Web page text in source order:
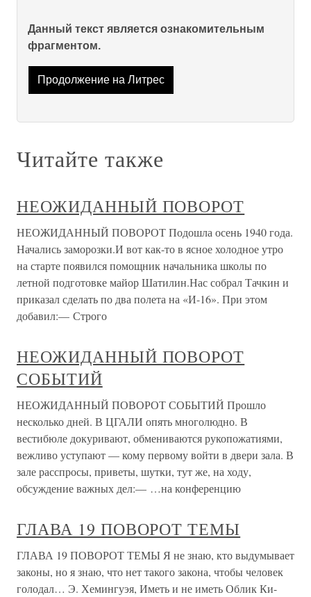
Данный текст является ознакомительным
фрагментом.
Продолжение на Литрес
Читайте также
НЕОЖИДАННЫЙ ПОВОРОТ
НЕОЖИДАННЫЙ ПОВОРОТ Подошла осень 1940 года.
Начались заморозки.И вот как-то в ясное холодное утро
на старте появился помощник начальника школы по
летной подготовке майор Шатилин.Нас собрал Тачкин и
приказал сделать по два полета на «И-16». При этом
добавил:— Строго
НЕОЖИДАННЫЙ ПОВОРОТ
СОБЫТИЙ
НЕОЖИДАННЫЙ ПОВОРОТ СОБЫТИЙ Прошло
несколько дней. В ЦГАЛИ опять многолюдно. В
вестибюле докуривают, обмениваются рукопожатиями,
вежливо уступают — кому первому войти в двери зала. В
зале расспросы, приветы, шутки, тут же, на ходу,
обсуждение важных дел:— …на конференцию
ГЛАВА 19 ПОВОРОТ ТЕМЫ
ГЛАВА 19 ПОВОРОТ ТЕМЫ Я не знаю, кто выдумывает
законы, но я знаю, что нет такого закона, чтобы человек
голодал… Э. Хемингуэя, Иметь и не иметь Облик Ки-